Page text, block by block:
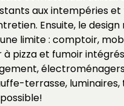
aux intempéries et
Ensuite, le design
limite : comptoir,
à pizza et fumoir
terrasse, luminaires,